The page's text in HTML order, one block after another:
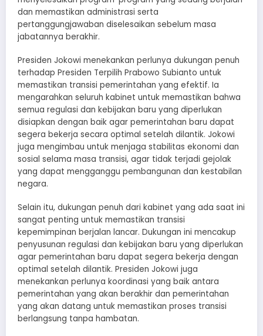
dan memastikan administrasi serta
pertanggungjawaban diselesaikan sebelum masa
jabatannya berakhir.
Presiden Jokowi menekankan perlunya dukungan penuh
terhadap Presiden Terpilih Prabowo Subianto untuk
memastikan transisi pemerintahan yang efektif. Ia
mengarahkan seluruh kabinet untuk memastikan bahwa
semua regulasi dan kebijakan baru yang diperlukan
disiapkan dengan baik agar pemerintahan baru dapat
segera bekerja secara optimal setelah dilantik. Jokowi
juga mengimbau untuk menjaga stabilitas ekonomi dan
sosial selama masa transisi, agar tidak terjadi gejolak
yang dapat mengganggu pembangunan dan kestabilan
negara.
Selain itu, dukungan penuh dari kabinet yang ada saat ini
sangat penting untuk memastikan transisi
kepemimpinan berjalan lancar. Dukungan ini mencakup
penyusunan regulasi dan kebijakan baru yang diperlukan
agar pemerintahan baru dapat segera bekerja dengan
optimal setelah dilantik. Presiden Jokowi juga
menekankan perlunya koordinasi yang baik antara
pemerintahan yang akan berakhir dan pemerintahan
yang akan datang untuk memastikan proses transisi
berlangsung tanpa hambatan.